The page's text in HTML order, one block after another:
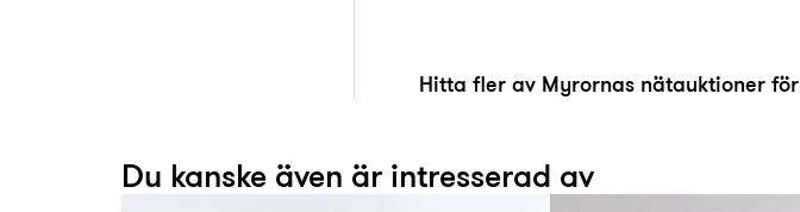
Hitta fler av Myrornas nätauktioner för
Du kanske även är intresserad av